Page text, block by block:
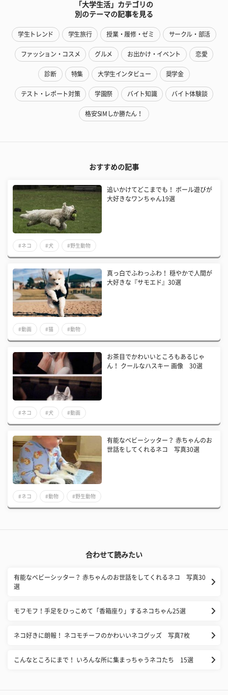
「大学生活」カテゴリの
別のテーマの記事を見る
学生トレンド 学生旅行 授業・履修・ゼミ サークル・部活
ファッション・コスメ グルメ お出かけ・イベント 恋愛
診断 特集 大学生インタビュー 奨学金
テスト・レポート対策 学園祭 バイト知識 バイト体験談
格安SIMしか勝たん！
おすすめの記事
追いかけてどこまでも！ ボール遊びが
大好きなワンちゃん19選
#ネコ #犬 #野生動物
真っ白でふわっふわ！ 穏やかで人間が
大好きな『サモエド』30選
#動画 #猫 #動物
お茶目でかわいいところもあるじゃ
ん！ クールなハスキー 画像 30選
#ネコ #犬 #動画
有能なベビーシッター？ 赤ちゃんのお
世話をしてくれるネコ 写真30選
#ネコ #動物 #野生動物
合わせて読みたい
有能なベビーシッター？ 赤ちゃんのお世話をしてくれるネコ 写真30
選
モフモフ！手足をひっこめて「香箱座り」するネコちゃん25選
ネコ好きに朗報！ ネコモチーフのかわいいネコグッズ 写真7枚
こんなところにまで！ いろんな所に集まっちゃうネコたち 15選